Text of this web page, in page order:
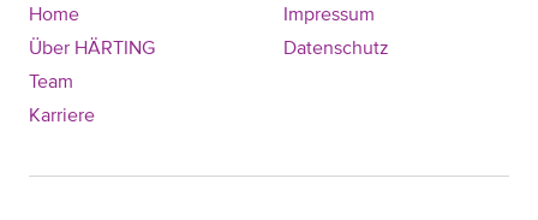
Home
Über HÄRTING
Team
Karriere
Impressum
Datenschutz